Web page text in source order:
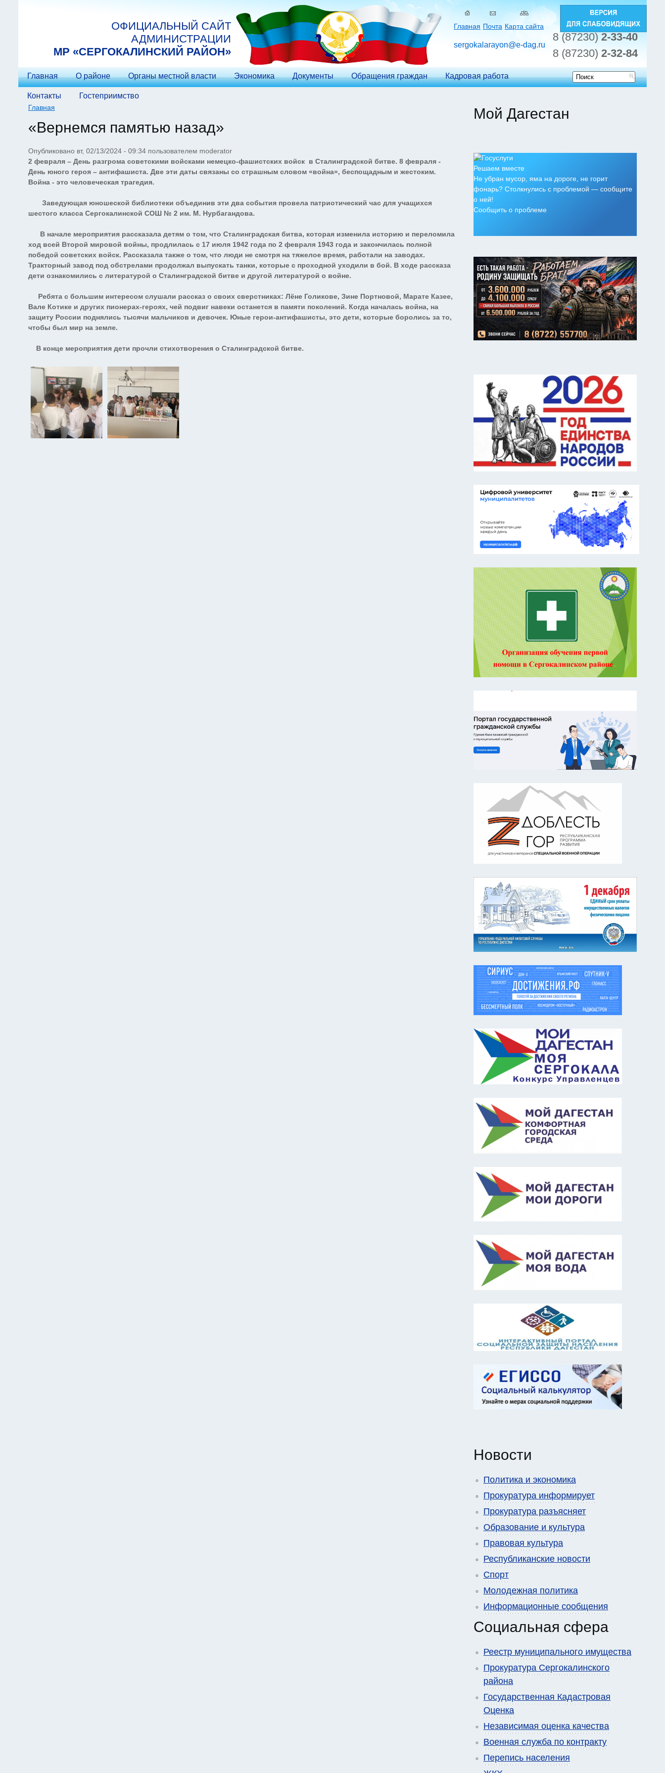
ОФИЦИАЛЬНЫЙ САЙТ
АДМИНИСТРАЦИИ
МP «СЕРГОКАЛИНСКИЙ РАЙОН»
Главная Почта Карта сайта
sergokalarayon@e-dag.ru
8 (87230) 2-33-40
8 (87230) 2-32-84
Главная О районе Органы местной власти Экономика Документы Обращения граждан Кадровая работа
Контакты Гостеприимство
Форма
Вы здесь
Главная
«Вернемся памятью назад»
Опубликовано вт, 02/13/2024 - 09:34 пользователем moderator
2 февраля – День разгрома советскими войсками немецко-фашистских войск в Сталинградской битве. 8 февраля -
День юного героя – антифашиста. Две эти даты связаны со страшным словом «война», беспощадным и жестоким.
Война - это человеческая трагедия.
Заведующая юношеской библиотеки объединив эти два события провела патриотический час для учащихся
шестого класса Сергокалинской СОШ № 2 им. М. Нурбагандова.
В начале мероприятия рассказала детям о том, что Сталинградская битва, которая изменила историю и переломила
ход всей Второй мировой войны, продлилась с 17 июля 1942 года по 2 февраля 1943 года и закончилась полной
победой советских войск. Рассказала также о том, что люди не смотря на тяжелое время, работали на заводах.
Тракторный завод под обстрелами продолжал выпускать танки, которые с проходной уходили в бой. В ходе рассказа
дети ознакомились с литературой о Сталинградской битве и другой литературой о войне.
Ребята с большим интересом слушали рассказ о своих сверстниках: Лёне Голикове, Зине Портновой, Марате Казее,
Вале Котике и других пионерах-героях, чей подвиг навеки останется в памяти поколений. Когда началась война, на
защиту России поднялись тысячи мальчиков и девочек. Юные герои-антифашисты, это дети, которые боролись за то,
чтобы был мир на земле.
В конце мероприятия дети прочли стихотворения о Сталинградской битве.
Мой Дагестан
Решаем вместе
Не убран мусор, яма на дороге, не горит
фонарь? Столкнулись с проблемой — сообщите
о ней!
Сообщить о проблеме
Новости
Политика и экономика
Прокуратура информирует
Прокуратура разъясняет
Образование и культура
Правовая культура
Республиканские новости
Спорт
Молодежная политика
Информационные сообщения
Социальная сфера
Реестр муниципального имущества
Прокуратура Сергокалинского
района
Государственная Кадастровая
Оценка
Независимая оценка качества
Военная служба по контракту
Перепись населения